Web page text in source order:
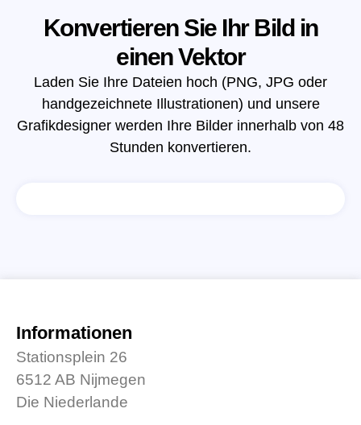
Konvertieren Sie Ihr Bild in
einen Vektor
Laden Sie Ihre Dateien hoch (PNG, JPG oder
handgezeichnete Illustrationen) und unsere
Grafikdesigner werden Ihre Bilder innerhalb von 48
Stunden konvertieren.
Informationen
Stationsplein 26
6512 AB Nijmegen
Die Niederlande